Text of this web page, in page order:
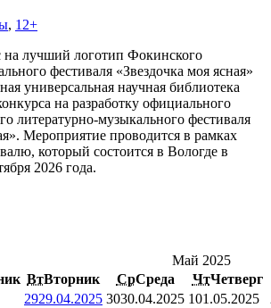
, 12+
универсальная научная библиотека
на разработку официального
литературно-музыкального фестиваля
Мероприятие проводится в рамках
который состоится в Вологде в
2026 года.
Май 2025
ВтВторник СрСреда ЧтЧетверг
2929.04.2025 3030.04.2025 101.05.2025